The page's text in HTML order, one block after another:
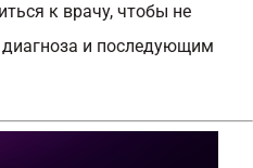
к врачу, чтобы не
диагноза и последующим